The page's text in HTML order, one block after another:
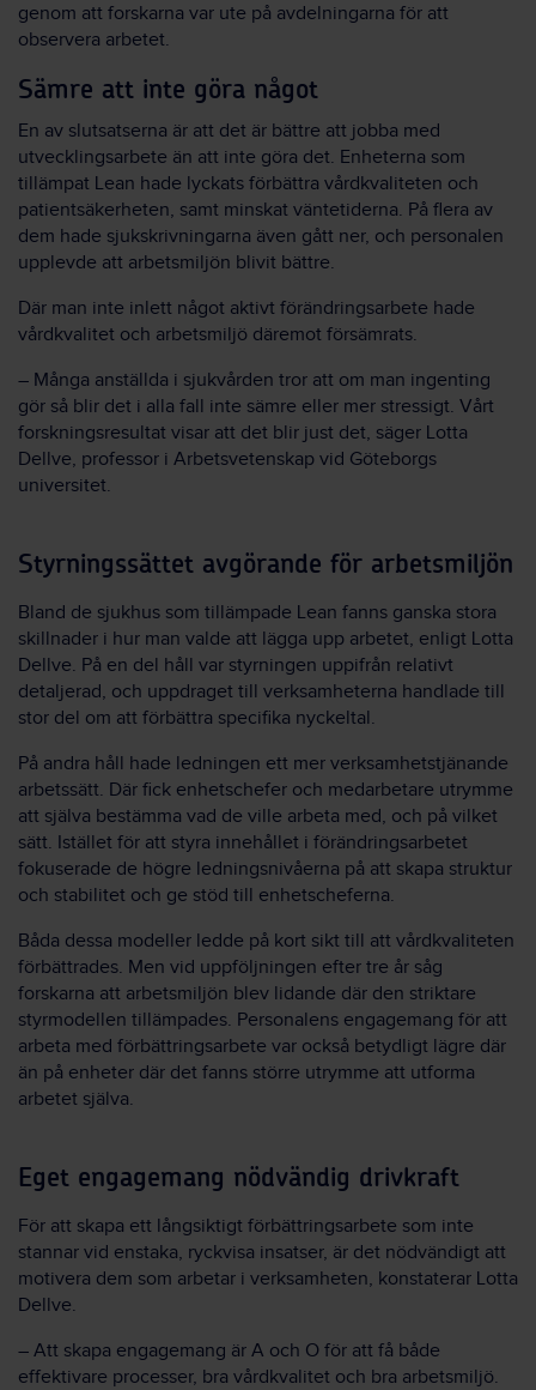
genom att forskarna var ute på avdelningarna för att
observera arbetet.
Sämre att inte göra något
En av slutsatserna är att det är bättre att jobba med
utvecklingsarbete än att inte göra det. Enheterna som
tillämpat Lean hade lyckats förbättra vårdkvaliteten och
patientsäkerheten, samt minskat väntetiderna. På flera av
dem hade sjukskrivningarna även gått ner, och personalen
upplevde att arbetsmiljön blivit bättre.
Där man inte inlett något aktivt förändringsarbete hade
vårdkvalitet och arbetsmiljö däremot försämrats.
– Många anställda i sjukvården tror att om man ingenting
gör så blir det i alla fall inte sämre eller mer stressigt. Vårt
forskningsresultat visar att det blir just det, säger Lotta
Dellve, professor i Arbetsvetenskap vid Göteborgs
universitet.
Styrningssättet avgörande för arbetsmiljön
Bland de sjukhus som tillämpade Lean fanns ganska stora
skillnader i hur man valde att lägga upp arbetet, enligt Lotta
Dellve. På en del håll var styrningen uppifrån relativt
detaljerad, och uppdraget till verksamheterna handlade till
stor del om att förbättra specifika nyckeltal.
På andra håll hade ledningen ett mer verksamhetstjänande
arbetssätt. Där fick enhetschefer och medarbetare utrymme
att själva bestämma vad de ville arbeta med, och på vilket
sätt. Istället för att styra innehållet i förändringsarbetet
fokuserade de högre ledningsnivåerna på att skapa struktur
och stabilitet och ge stöd till enhetscheferna.
Båda dessa modeller ledde på kort sikt till att vårdkvaliteten
förbättrades. Men vid uppföljningen efter tre år såg
forskarna att arbetsmiljön blev lidande där den striktare
styrmodellen tillämpades. Personalens engagemang för att
arbeta med förbättringsarbete var också betydligt lägre där
än på enheter där det fanns större utrymme att utforma
arbetet själva.
Eget engagemang nödvändig drivkraft
För att skapa ett långsiktigt förbättringsarbete som inte
stannar vid enstaka, ryckvisa insatser, är det nödvändigt att
motivera dem som arbetar i verksamheten, konstaterar Lotta
Dellve.
– Att skapa engagemang är A och O för att få både
effektivare processer, bra vårdkvalitet och bra arbetsmiljö.